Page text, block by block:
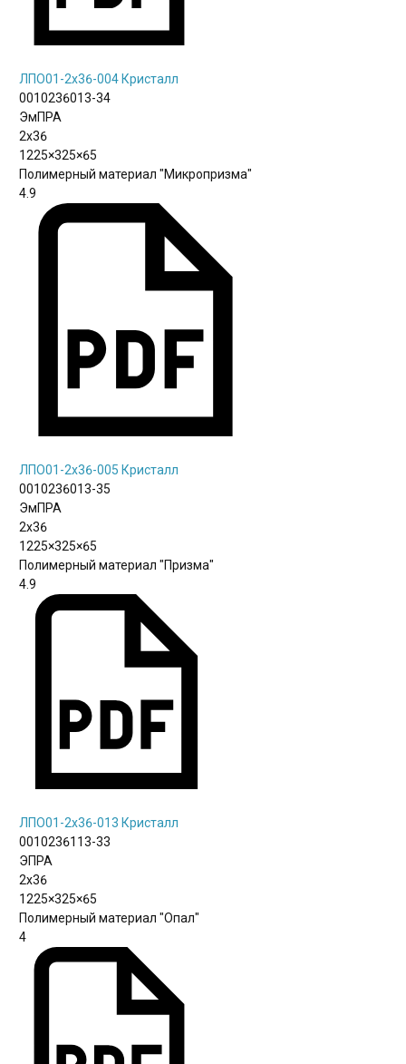
ЛПО01-2х36-004 Кристалл
0010236013-34
ЭмПРА
2х36
1225×325×65
Полимерный материал "Микропризма"
4.9
ЛПО01-2х36-005 Кристалл
0010236013-35
ЭмПРА
2х36
1225×325×65
Полимерный материал "Призма"
4.9
ЛПО01-2х36-013 Кристалл
0010236113-33
ЭПРА
2х36
1225×325×65
Полимерный материал "Опал"
4